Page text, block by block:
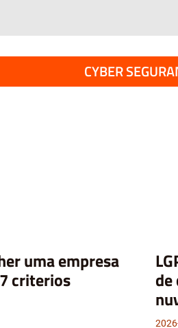
CYBER
uma empresa
criterios